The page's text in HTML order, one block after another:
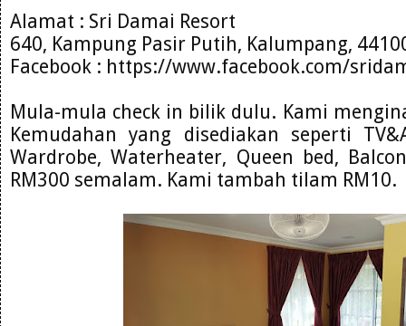
Alamat : Sri Damai Resort
640, Kampung Pasir Putih, Kalumpang,
Facebook : https://www.facebook.com/
Mula-mula check in bilik dulu. Kami
Kemudahan yang disediakan seperti
Wardrobe, Waterheater, Queen bed,
RM300 semalam. Kami tambah tilam RM10.